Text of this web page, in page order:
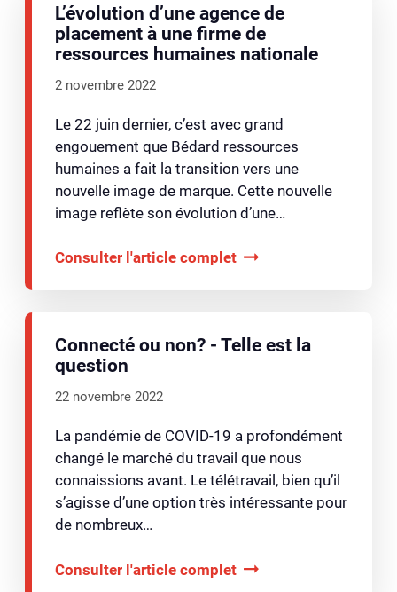
L’évolution d’une agence de
placement à une firme de
ressources humaines nationale
2 novembre 2022
Le 22 juin dernier, c’est avec grand
engouement que Bédard ressources
humaines a fait la transition vers une
nouvelle image de marque. Cette nouvelle
image reflète son évolution d’une…
Consulter l'article complet
Connecté ou non? - Telle est la
question
22 novembre 2022
La pandémie de COVID-19 a profondément
changé le marché du travail que nous
connaissions avant. Le télétravail, bien qu’il
s’agisse d’une option très intéressante pour
de nombreux…
Consulter l'article complet